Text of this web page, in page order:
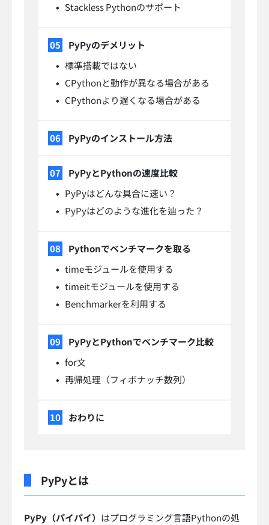
Stackless Pythonのサポート
PyPyのデメリット
標準搭載ではない
CPythonと動作が異なる場合がある
CPythonより遅くなる場合がある
PyPyのインストール方法
PyPyとPythonの速度比較
PyPyはどんな具合に速い？
PyPyはどのような進化を辿った？
Pythonでベンチマークを取る
timeモジュールを使用する
timeitモジュールを使用する
Benchmarkerを利用する
PyPyとPythonでベンチマーク比較
for文
再帰処理（フィボナッチ数列）
おわりに
PyPyとは
PyPy（パイパイ） はプログラミング言語Pythonの処